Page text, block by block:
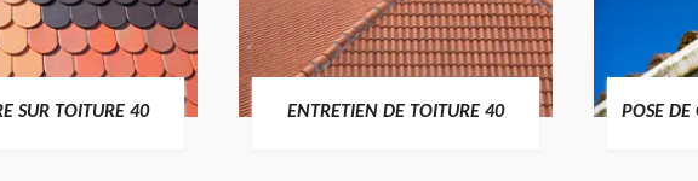
SUR TOITURE 40 ENTRETIEN DE TOITURE 40 POSE DE